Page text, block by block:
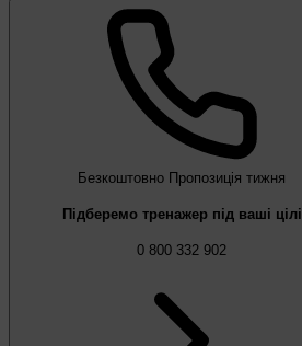
Безкоштовно Пропозиція тижня
Підберемо тренажер під ваші цілі
0 800 332 902